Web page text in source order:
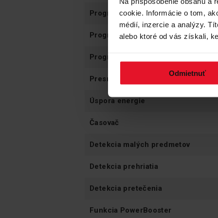
cookie. Informácie o tom,
médií, inzercie a analýzy.
alebo ktoré od vás získali,
Odmietnuť
Presný program
Program presného rozmrazovania
Program presného dusenia (70 °C)
Program presného varenia (90 °C)
Presný program grilovania (200 °C)
Úspora energie
Časovač
Detekcia malých predmetov
Detekcia prehriatia
Detekcia pretečenia
Funkcia PowerBooster